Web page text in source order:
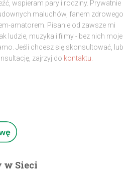
wspieram pary i rodziny. Prywatnie
maluchów, fanem zdrowego
amatorem. Pisanie od zawsze mi
ludzie, muzyka i filmy - bez nich moje
Jeśli chcesz się skonsultować, lub
zajrzyj do kontaktu.
w Sieci